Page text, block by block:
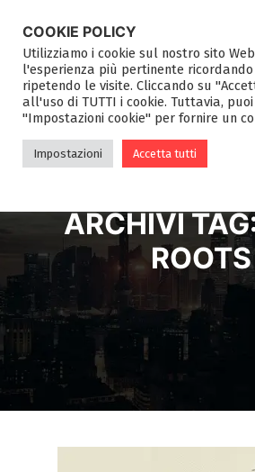
ARCHIVI
ROOTS
COOKIE POLICY
Utilizziamo i cookie sul nostro sito
l'esperienza più pertinente
ripetendo le visite. Cliccando su
all'uso di TUTTI i cookie. Tuttavia,
"Impostazioni cookie" per fornire un
Impostazioni Accetta tutti